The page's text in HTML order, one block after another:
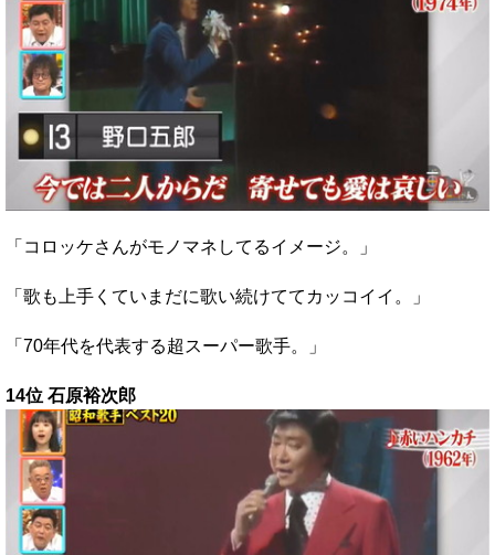
「コロッケさんがモノマネしてるイメージ。」
「歌も上手くていまだに歌い続けててカッコイイ。」
「70年代を代表する超スーパー歌手。」
14位 石原裕次郎